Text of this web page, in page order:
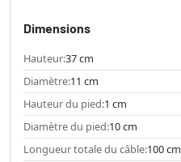
Dimensions
Hauteur:37 cm
Diamètre:11 cm
Hauteur du pied:1 cm
Diamètre du pied:10 cm
Longueur totale du câble:100 cm